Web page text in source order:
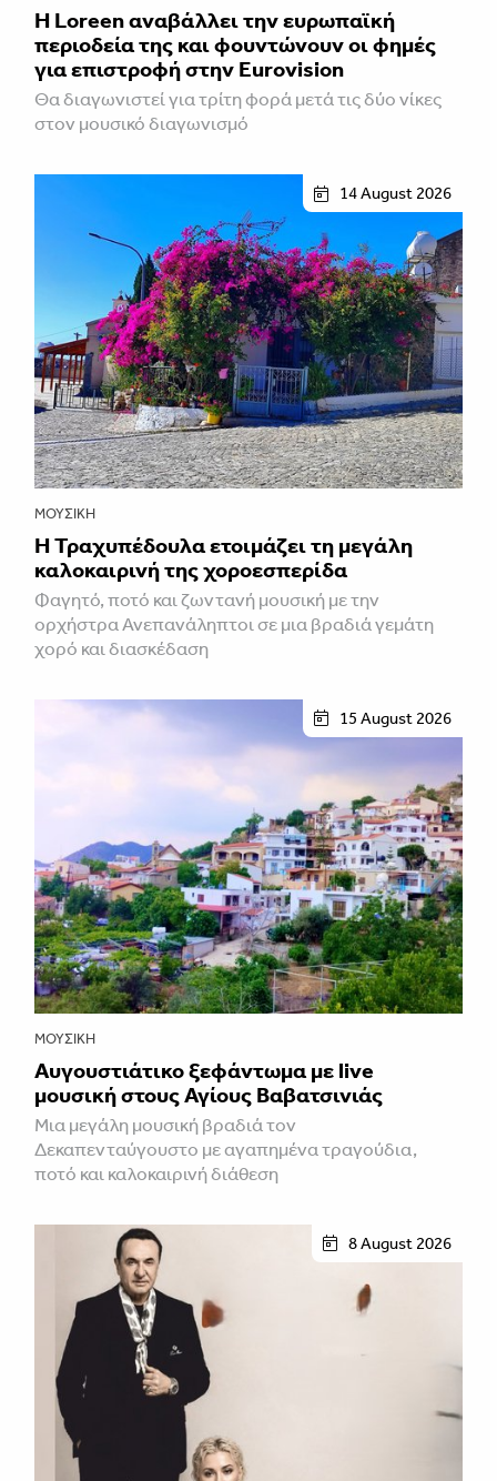
Η Loreen αναβάλλει την ευρωπαϊκή
περιοδεία της και φουντώνουν οι φημές
για επιστροφή στην Eurovision
Θα διαγωνιστεί για τρίτη φορά μετά τις δύο νίκες
στον μουσικό διαγωνισμό
14 August 2026
ΜΟΥΣΙΚΉ
Η Τραχυπέδουλα ετοιμάζει τη μεγάλη
καλοκαιρινή της χοροεσπερίδα
Φαγητό, ποτό και ζωντανή μουσική με την
ορχήστρα Ανεπανάληπτοι σε μια βραδιά γεμάτη
χορό και διασκέδαση
15 August 2026
ΜΟΥΣΙΚΉ
Αυγουστιάτικο ξεφάντωμα με live
μουσική στους Αγίους Βαβατσινιάς
Μια μεγάλη μουσική βραδιά τον
Δεκαπενταύγουστο με αγαπημένα τραγούδια,
ποτό και καλοκαιρινή διάθεση
8 August 2026